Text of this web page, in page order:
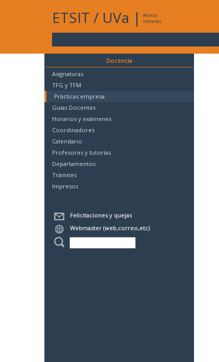
ETSIT / UVa |
Acceso
Intranet
Docencia
Asignaturas
TFG y TFM
Prácticas empresa
Guías Docentes
Horarios y exámenes
Coordinadores
Calendario
Profesores y tutorías
Departamentos
Trámites
Impresos
Felicitaciones y quejas
Webmaster (web,correo,etc)